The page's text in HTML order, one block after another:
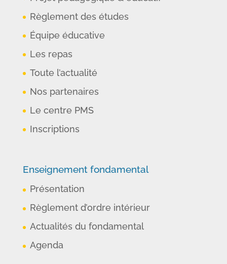
Règlement des études
Équipe éducative
Les repas
Toute l’actualité
Nos partenaires
Le centre PMS
Inscriptions
Enseignement fondamental
Présentation
Règlement d’ordre intérieur
Actualités du fondamental
Agenda